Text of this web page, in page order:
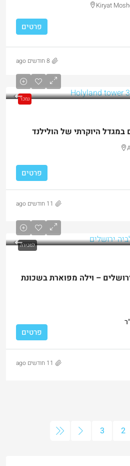
Kiryat
פרטים
8 חודשים ago
נמכר
פרטים
11 חודשים ago
למכירה
– וילה מפוארת בשכונת
פרטים
11 חודשים ago
2
3